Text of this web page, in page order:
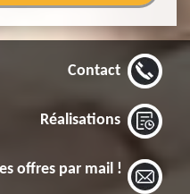
Contact
Réalisations
offres par mail !